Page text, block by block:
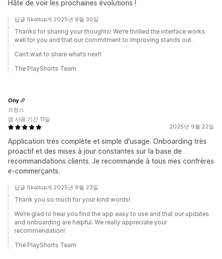
Hâte de voir les prochaines évolutions !
답글 Skallup개 2025년 9월 30일
Thanks for sharing your thoughts! We’re thrilled the interface works
well for you and that our commitment to improving stands out.
Can’t wait to share what’s next!
The PlayShorts Team
2025년 9월 22일
Application très complète et simple d'usage. Onboarding très
proactif et des mises à jour constantes sur la base de
recommandations clients. Je recommande à tous mes confrères
e-commerçants.
Ony
프랑스
앱 사용 기간 11일
답글 Skallup개 2025년 9월 23일
Thank you so much for your kind words!
We’re glad to hear you find the app easy to use and that our updates
and onboarding are helpful. We really appreciate your
recommendation!
The PlayShorts Team